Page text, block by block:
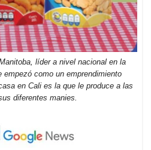
líder a nivel nacional en la
empezó como un emprendimiento
en Cali es la que le produce a las
diferentes manies.